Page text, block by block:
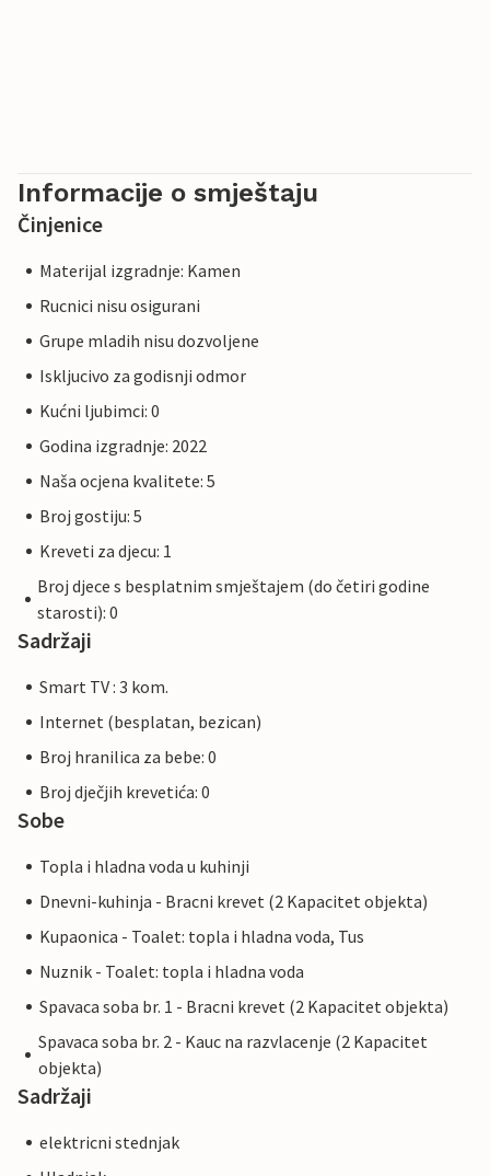
Informacije o smještaju
Činjenice
Materijal izgradnje: Kamen
Rucnici nisu osigurani
Grupe mladih nisu dozvoljene
Iskljucivo za godisnji odmor
Kućni ljubimci: 0
Godina izgradnje: 2022
Naša ocjena kvalitete: 5
Broj gostiju: 5
Kreveti za djecu: 1
Broj djece s besplatnim smještajem (do četiri godine
starosti): 0
Sadržaji
Smart TV : 3 kom.
Internet (besplatan, bezican)
Broj hranilica za bebe: 0
Broj dječjih krevetića: 0
Sobe
Topla i hladna voda u kuhinji
Dnevni-kuhinja - Bracni krevet (2 Kapacitet objekta)
Kupaonica - Toalet: topla i hladna voda, Tus
Nuznik - Toalet: topla i hladna voda
Spavaca soba br. 1 - Bracni krevet (2 Kapacitet objekta)
Spavaca soba br. 2 - Kauc na razvlacenje (2 Kapacitet
objekta)
Sadržaji
elektricni stednjak